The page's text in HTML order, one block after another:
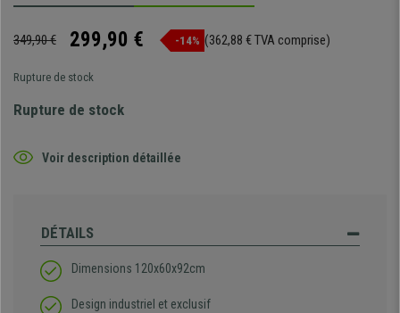
349,90 € 299,90 € -14% (362,88 € TVA comprise)
Rupture de stock
Rupture de stock
Voir description détaillée
DÉTAILS
Dimensions 120x60x92cm
Design industriel et exclusif